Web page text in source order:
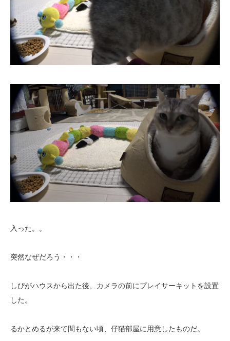
入った。。
突然なぜだろう・・・
しぴがハウスから出た後、カメラの前にプレイサーキットを設置
した。
るかとめるが来て間もない頃、仔猫部屋に用意したものだ。